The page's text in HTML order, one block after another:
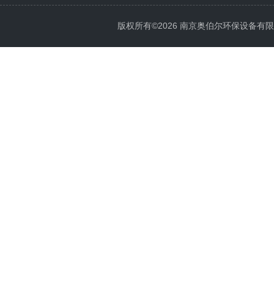
版权所有©2026 南京奥伯尔环保设备有